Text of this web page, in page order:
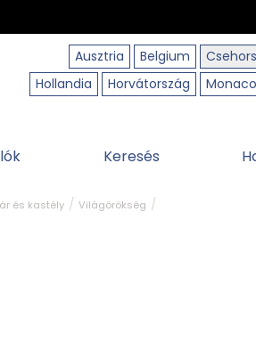
Ausztria
Belgium
Hollandia
Horvátország Monaco
Keresés
és kastély Világörökség